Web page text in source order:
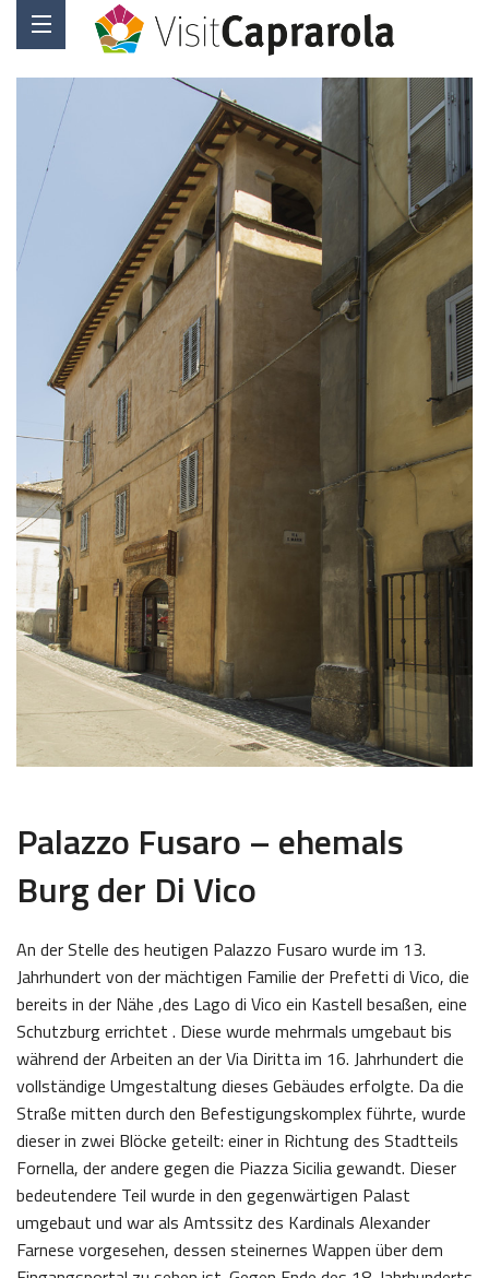
Palazzo Fusaro – ehemals
Burg der Di Vico
An der Stelle des heutigen Palazzo Fusaro wurde im 13.
Jahrhundert von der mächtigen Familie der Prefetti di Vico, die
bereits in der Nähe ,des Lago di Vico ein Kastell besaßen, eine
Schutzburg errichtet . Diese wurde mehrmals umgebaut bis
während der Arbeiten an der Via Diritta im 16. Jahrhundert die
vollständige Umgestaltung dieses Gebäudes erfolgte. Da die
Straße mitten durch den Befestigungskomplex führte, wurde
dieser in zwei Blöcke geteilt: einer in Richtung des Stadtteils
Fornella, der andere gegen die Piazza Sicilia gewandt. Dieser
bedeutendere Teil wurde in den gegenwärtigen Palast
umgebaut und war als Amtssitz des Kardinals Alexander
Farnese vorgesehen, dessen steinernes Wappen über dem